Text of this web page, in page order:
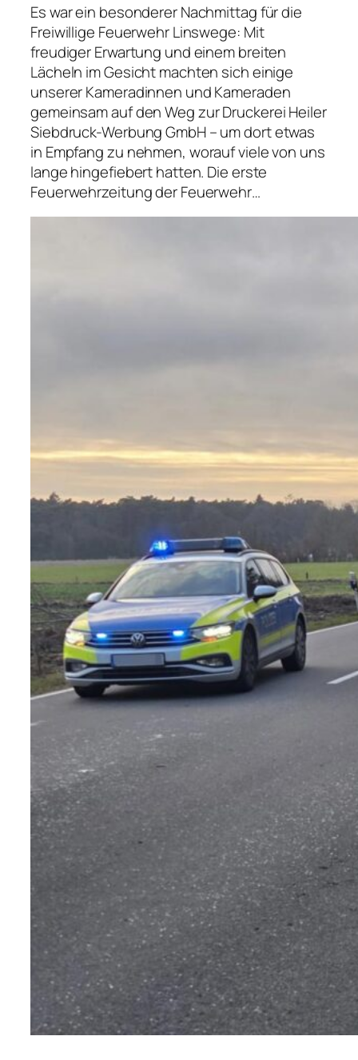
Es war ein besonderer Nachmittag für die
Freiwillige Feuerwehr Linswege: Mit
freudiger Erwartung und einem breiten
Lächeln im Gesicht machten sich einige
unserer Kameradinnen und Kameraden
gemeinsam auf den Weg zur Druckerei Heiler
Siebdruck-Werbung GmbH – um dort etwas
in Empfang zu nehmen, worauf viele von uns
lange hingefiebert hatten. Die erste
Feuerwehrzeitung der Feuerwehr…